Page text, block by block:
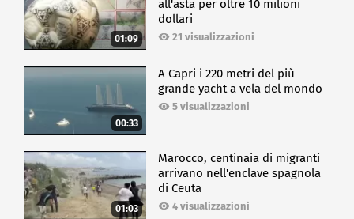
01:09
all'asta per oltre 10 milioni
dollari
21 visualizzazioni
00:33
A Capri i 220 metri del più
grande yacht a vela del mondo
5 visualizzazioni
01:03
Marocco, centinaia di migranti
arrivano nell'enclave spagnola
di Ceuta
4 visualizzazioni